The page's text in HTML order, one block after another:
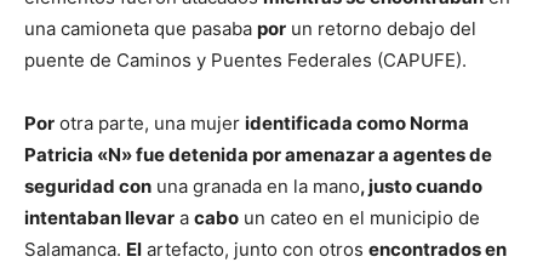
una camioneta que pasaba por un retorno debajo del
puente de Caminos y Puentes Federales (CAPUFE).
Por otra parte, una mujer identificada como Norma
Patricia «N» fue detenida por amenazar a agentes de
seguridad con una granada en la mano, justo cuando
intentaban llevar a cabo un cateo en el municipio de
Salamanca. El artefacto, junto con otros encontrados en